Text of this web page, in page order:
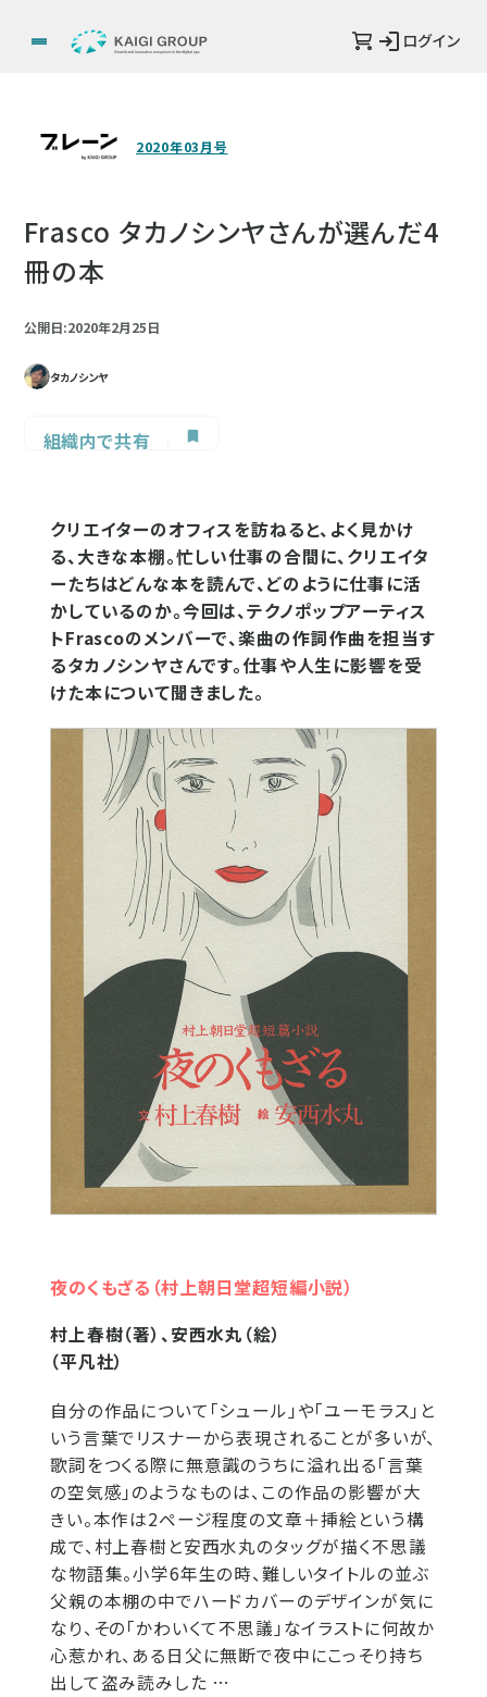
ログイン
2020年03月号
Frasco タカノシンヤさんが選んだ4
冊の本
公開日:2020年2月25日
タカノシンヤ
組織内で共有
クリエイターのオフィスを訪ねると、よく見かけ
る、大きな本棚。忙しい仕事の合間に、クリエイタ
ーたちはどんな本を読んで、どのように仕事に活
かしているのか。今回は、テクノポップアーティス
トFrascoのメンバーで、楽曲の作詞作曲を担当す
るタカノシンヤさんです。仕事や人生に影響を受
けた本について聞きました。
夜のくもざる（村上朝日堂超短編小説）
村上春樹（著）、安西水丸（絵）
（平凡社）
自分の作品について「シュール」や「ユーモラス」と
いう言葉でリスナーから表現されることが多いが、
歌詞をつくる際に無意識のうちに溢れ出る「言葉
の空気感」のようなものは、この作品の影響が大
きい。本作は2ページ程度の文章＋挿絵という構
成で、村上春樹と安西水丸のタッグが描く不思議
な物語集。小学6年生の時、難しいタイトルの並ぶ
父親の本棚の中でハードカバーのデザインが気に
なり、その「かわいくて不思議」なイラストに何故か
心惹かれ、ある日父に無断で夜中にこっそり持ち
出して盗み読みした …